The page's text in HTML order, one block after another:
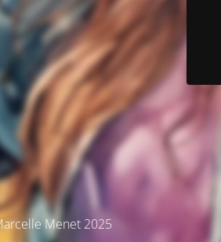
Menet 2025